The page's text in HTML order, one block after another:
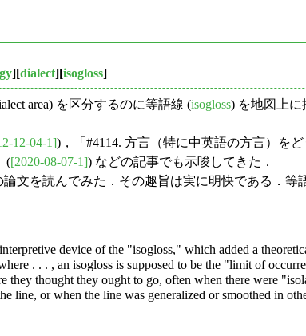
][dialect][isogloss]
area) を区分するのに等語線 (isogloss) を地図上に
12-04-1])，「#4114. 方言（特に中英語の方言）を
([2020-08-07-1]) などの記事でも示唆してきた．
文を読んでみた．その趣旨は実に明快である．
device of the "isogloss," which added a
. . . , an isogloss is supposed to be the "limit of
they thought they ought to go, often when there were
line, or when the line was generalized or smoothed in